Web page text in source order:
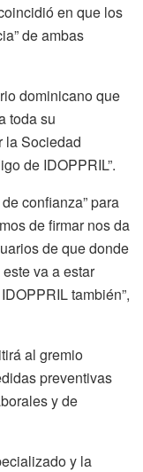
en que los
de ambas
dominicano que
toda su
la Sociedad
de IDOPPRIL”.
confianza” para
de firmar nos da
de que donde
va a estar
también”,
al gremio
preventivas
y de
y la